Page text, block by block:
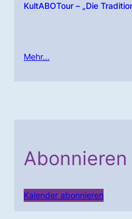
KultABOTour – „Die
Mehr…
Abonnieren
Kalender abonnieren